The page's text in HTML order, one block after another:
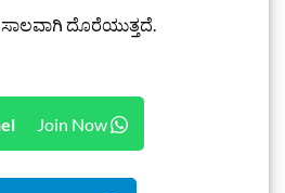
ದೊರೆಯುತ್ತದೆ.
Join Now